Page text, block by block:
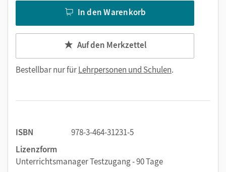
In den Warenkorb
Auf den Merkzettel
Bestellbar nur fürLehrpersonen und Schulen.
ISBN
978-3-464-31231-5
Lizenzform
Unterrichtsmanager Testzugang - 90 Tage